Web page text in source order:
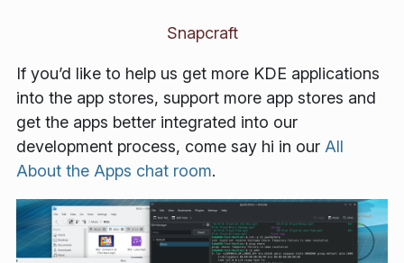
Snapcraft
If you’d like to help us get more KDE applications
into the app stores, support more app stores and
get the apps better integrated into our
development process, come say hi in our All
About the Apps chat room.